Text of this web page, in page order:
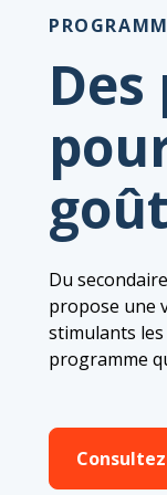
Du
propose une
stimulants
programme